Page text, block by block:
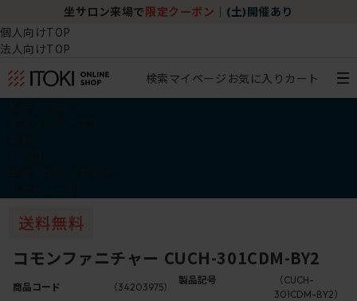
坐サロン来場で 限定クーポン (土)開催あり
個人向けTOP
法人向けTOP
検索マイページ お気に入り カート
コモンファニチャー CUCH-301CDM-BY2
商品コード （34203975）
製品記号
（CUCH-
301CDM-BY2）